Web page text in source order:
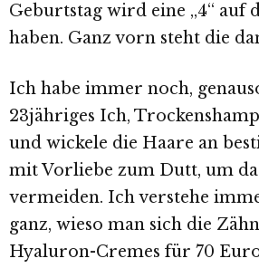
Geburtstag wird eine „4“ auf
haben. Ganz vorn steht die
Ich habe immer noch,
23jähriges Ich,
und wickele die Haare an
mit Vorliebe zum Dutt, um
vermeiden. Ich verstehe
ganz, wieso man sich die
Hyaluron-Cremes für 70